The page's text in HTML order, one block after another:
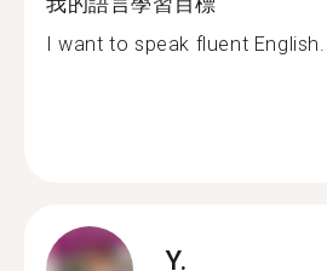
I want to speak fluent English...
Y.